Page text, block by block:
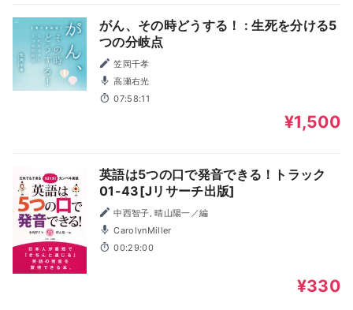
がん、その時どうする！ : 生死を分ける5
つの分岐点
笠岡千孝
高瀬右光
07:58:11
¥1,500
英語は5つの口で発音できる！トラック
01-43[Jリサーチ出版]
中西智子, 晴山陽一／編
CarolynMiller
00:29:00
¥330